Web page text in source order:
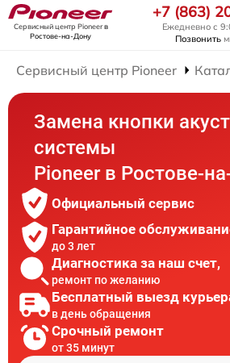
Сервисный центр Pioneerв
Ростове-на-Дону
+7 (863)
Ежедневно с
Позвонить
Сервисный центр Pioneer
Замена кнопки
системы
Pioneer в Ростове-
Официальный сервис
Гарантийное
до 3 лет
Диагностика за наш счет,
ремонт по желанию
Бесплатный выезд
в день обращения
Срочный ремонт
от 35 минут